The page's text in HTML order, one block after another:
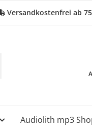
Versandkostenfrei ab
Audiolith mp3